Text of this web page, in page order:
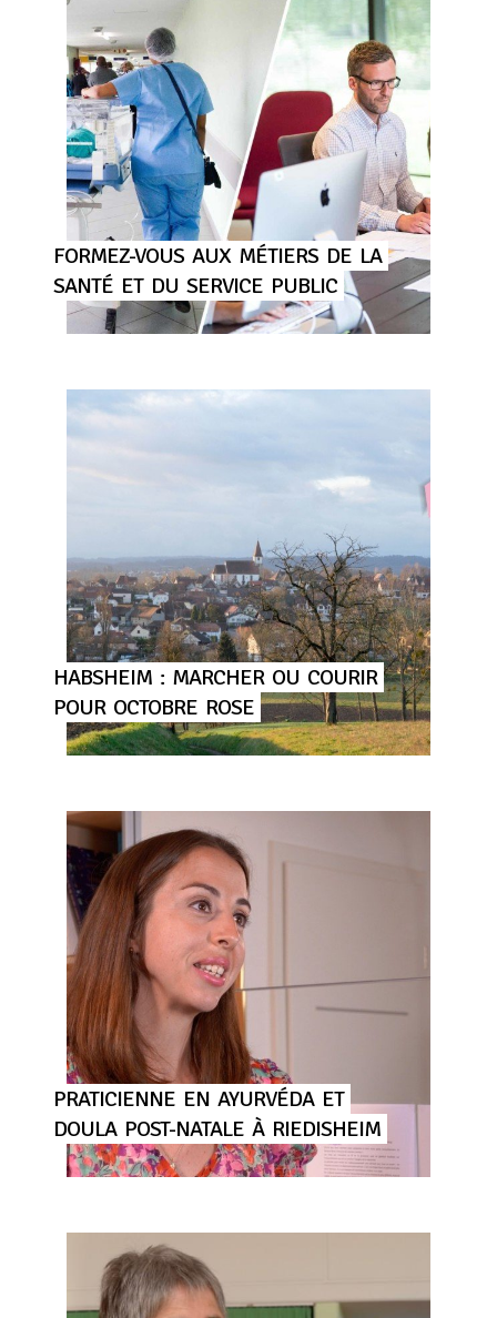
FORMEZ-VOUS AUX MÉTIERS DE LA
SANTÉ ET DU SERVICE PUBLIC
HABSHEIM : MARCHER OU COURIR
POUR OCTOBRE ROSE
PRATICIENNE EN AYURVÉDA ET
DOULA POST-NATALE À RIEDISHEIM